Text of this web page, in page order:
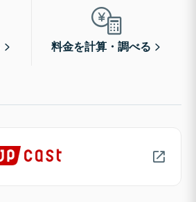
料金を計算・調べる